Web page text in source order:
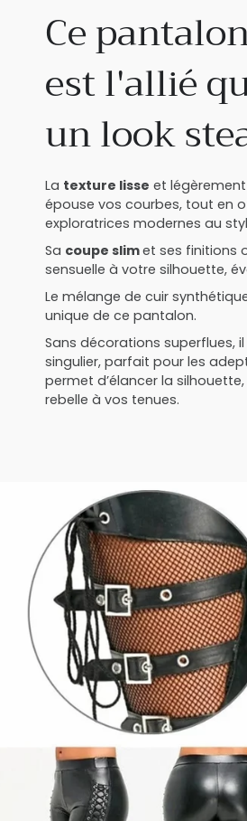
Ce
est l'allié
un look
La texture lisse et
épouse vos courbes, tout en
exploratrices modernes au
Sa coupe slimet ses finitions
sensuelle à votre silhouette,
Le mélange de cuir
unique de ce pantalon.
Sans décorations superflues,
singulier, parfait pour les
permet d’élancer la
rebelle à vos tenues.